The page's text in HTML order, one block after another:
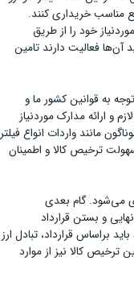
مناسب خریداری کنند.
خود را از طریق
آن‌ها فعالیت دارند تامین
به قوانین کشور ما و
و ارائه مدارک موردنیاز
مانند واردات انواع فیلتر
ترخیص کالا و اطمینان
می‌شود. گام بعدی
و بستن قرارداد
براساس قرارداد، تبادل ارز
کالا نیز از موارد